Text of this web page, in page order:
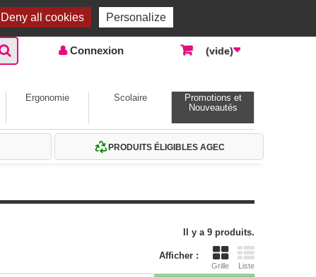
Accueil | Contactez-nous
Connexion (vide)
Ergonomie Scolaire
Promotions et
Nouveautés
PRODUITS ÉLIGIBLES AGEC
Il y a 9 produits.
Afficher :
Grille Liste
Deny all cookies Personalize